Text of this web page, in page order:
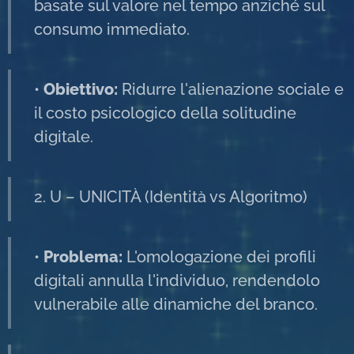
basate sul valore nel tempo anziché sul
consumo immediato.
• Obiettivo: Ridurre l'alienazione sociale e
il costo psicologico della solitudine
digitale.
2. U – UNICITÀ (Identità vs Algoritmo)
• Problema: L'omologazione dei profili
digitali annulla l'individuo, rendendolo
vulnerabile alle dinamiche del branco.